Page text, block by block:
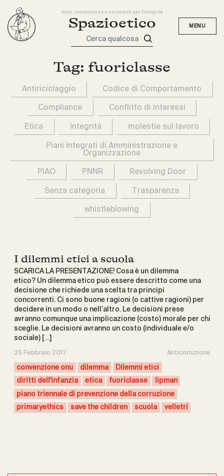
Idee, competenze e strumenti per l'integrità
Spazioetico
Cerca qualcosa
Tag: fuoriclasse
Antiriciclaggio Codice di Comportamento
Compliance Conflitto di interessi
Etica Integrità molestie sul lavoro
Piani Integrati di Amministrazione e
Organizzazione
PIAO PNNR Revolving Door
Senza categoria Trasparenza
whistleblowing
I dilemmi etici a scuola
SCARICA LA PRESENTAZIONE! Cosa è un dilemma
etico? Un dilemma etico può essere descritto come una
decisione che richiede una scelta tra principi
concorrenti. Ci sono buone ragioni (o cattive ragioni) per
decidere in un modo o nell’altro. Le decisioni prese
avranno comunque una implicazione (costo) morale per chi
sceglie. Le decisioni avranno un costo (individuale e/o
sociale) […]
25 Febbraio 2017 Anticorruzione
convenzione onu dilemma
Dilemmi etici
diritti dell'infanzia
etica fuoriclasse
lipman
piano triennale di prevenzione della corruzione
primaryethics
save the children scuola velletri